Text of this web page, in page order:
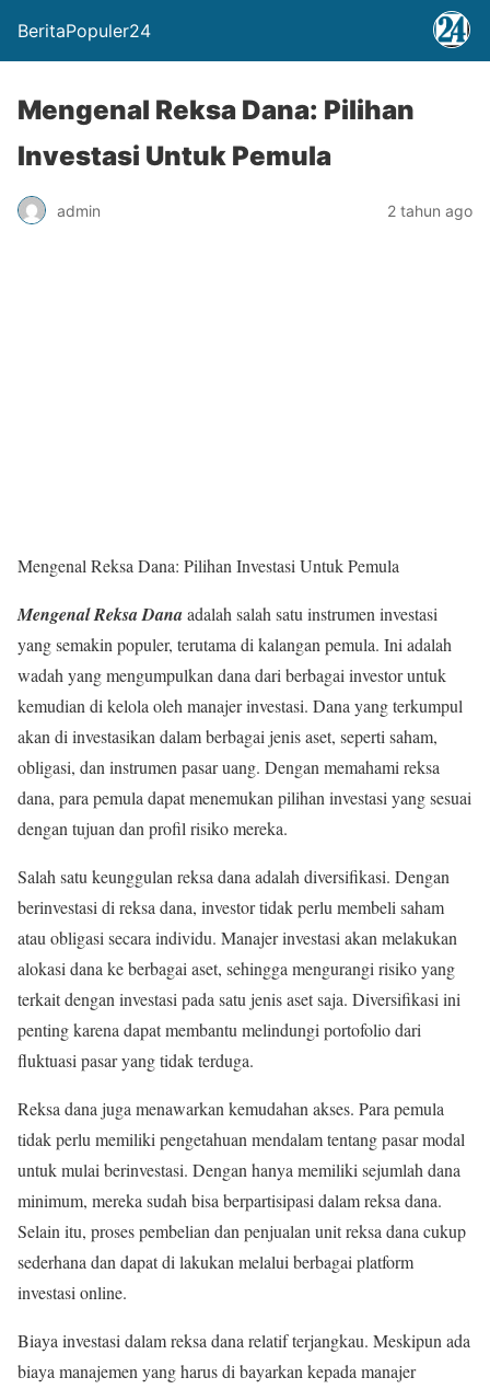
BeritaPopuler24
Mengenal Reksa Dana: Pilihan
Investasi Untuk Pemula
admin 2 tahun ago
Mengenal Reksa Dana: Pilihan Investasi Untuk Pemula
Mengenal Reksa Danaadalah salah satu instrumen investasi
yang semakin populer, terutama di kalangan pemula. Ini adalah
wadah yang mengumpulkan dana dari berbagai investor untuk
kemudian di kelola oleh manajer investasi. Dana yang terkumpul
akan di investasikan dalam berbagai jenis aset, seperti saham,
obligasi, dan instrumen pasar uang. Dengan memahami reksa
dana, para pemula dapat menemukan pilihan investasi yang sesuai
dengan tujuan dan profil risiko mereka.
Salah satu keunggulan reksa dana adalah diversifikasi. Dengan
berinvestasi di reksa dana, investor tidak perlu membeli saham
atau obligasi secara individu. Manajer investasi akan melakukan
alokasi dana ke berbagai aset, sehingga mengurangi risiko yang
terkait dengan investasi pada satu jenis aset saja. Diversifikasi ini
penting karena dapat membantu melindungi portofolio dari
fluktuasi pasar yang tidak terduga.
Reksa dana juga menawarkan kemudahan akses. Para pemula
tidak perlu memiliki pengetahuan mendalam tentang pasar modal
untuk mulai berinvestasi. Dengan hanya memiliki sejumlah dana
minimum, mereka sudah bisa berpartisipasi dalam reksa dana.
Selain itu, proses pembelian dan penjualan unit reksa dana cukup
sederhana dan dapat di lakukan melalui berbagai platform
investasi online.
Biaya investasi dalam reksa dana relatif terjangkau. Meskipun ada
biaya manajemen yang harus di bayarkan kepada manajer